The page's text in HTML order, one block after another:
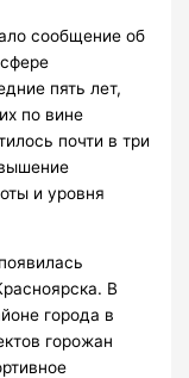
сообщение об
пять лет,
по вине
почти в три
и уровня
В
города в
горожан